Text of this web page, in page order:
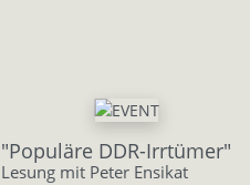
"Populäre DDR-Irrtümer"
Lesung mit Peter Ensikat